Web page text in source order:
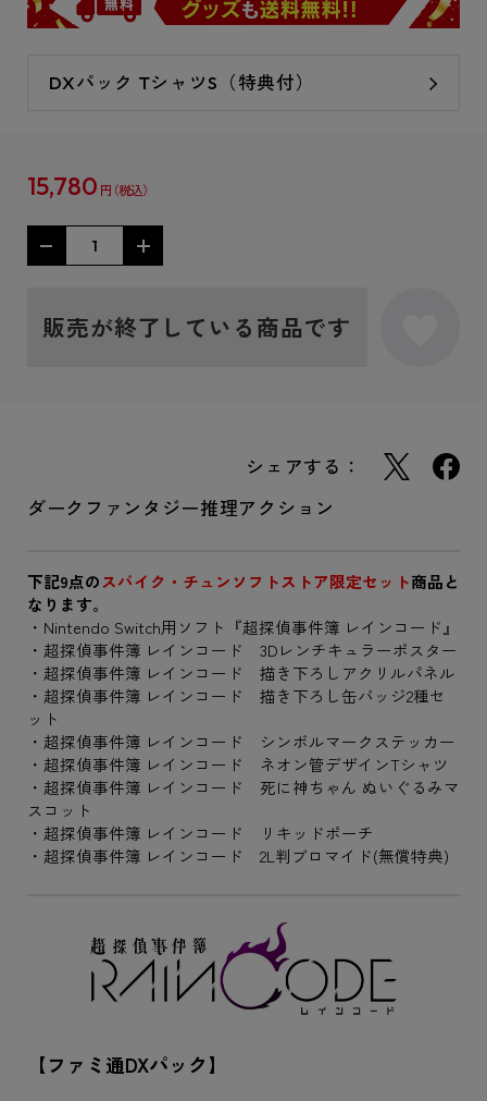
DXパック TシャツS（特典付）
15,780 円
販売が終了している商品です
シェアする：
ダークファンタジー推理アクション
下記9点のスパイク・チュンソフトストア限定セット商品と
なります。
・Nintendo Switch用ソフト『超探偵事件簿 レインコード』
・超探偵事件簿 レインコード 3Dレンチキュラーポスター
・超探偵事件簿 レインコード 描き下ろしアクリルパネル
・超探偵事件簿 レインコード 描き下ろし缶バッジ2種セ
ット
・超探偵事件簿 レインコード シンボルマークステッカー
・超探偵事件簿 レインコード ネオン管デザインTシャツ
・超探偵事件簿 レインコード 死に神ちゃん ぬいぐるみマ
スコット
・超探偵事件簿 レインコード リキッドポーチ
・超探偵事件簿 レインコード 2L判ブロマイド(無償特典)
【ファミ通DXパック】